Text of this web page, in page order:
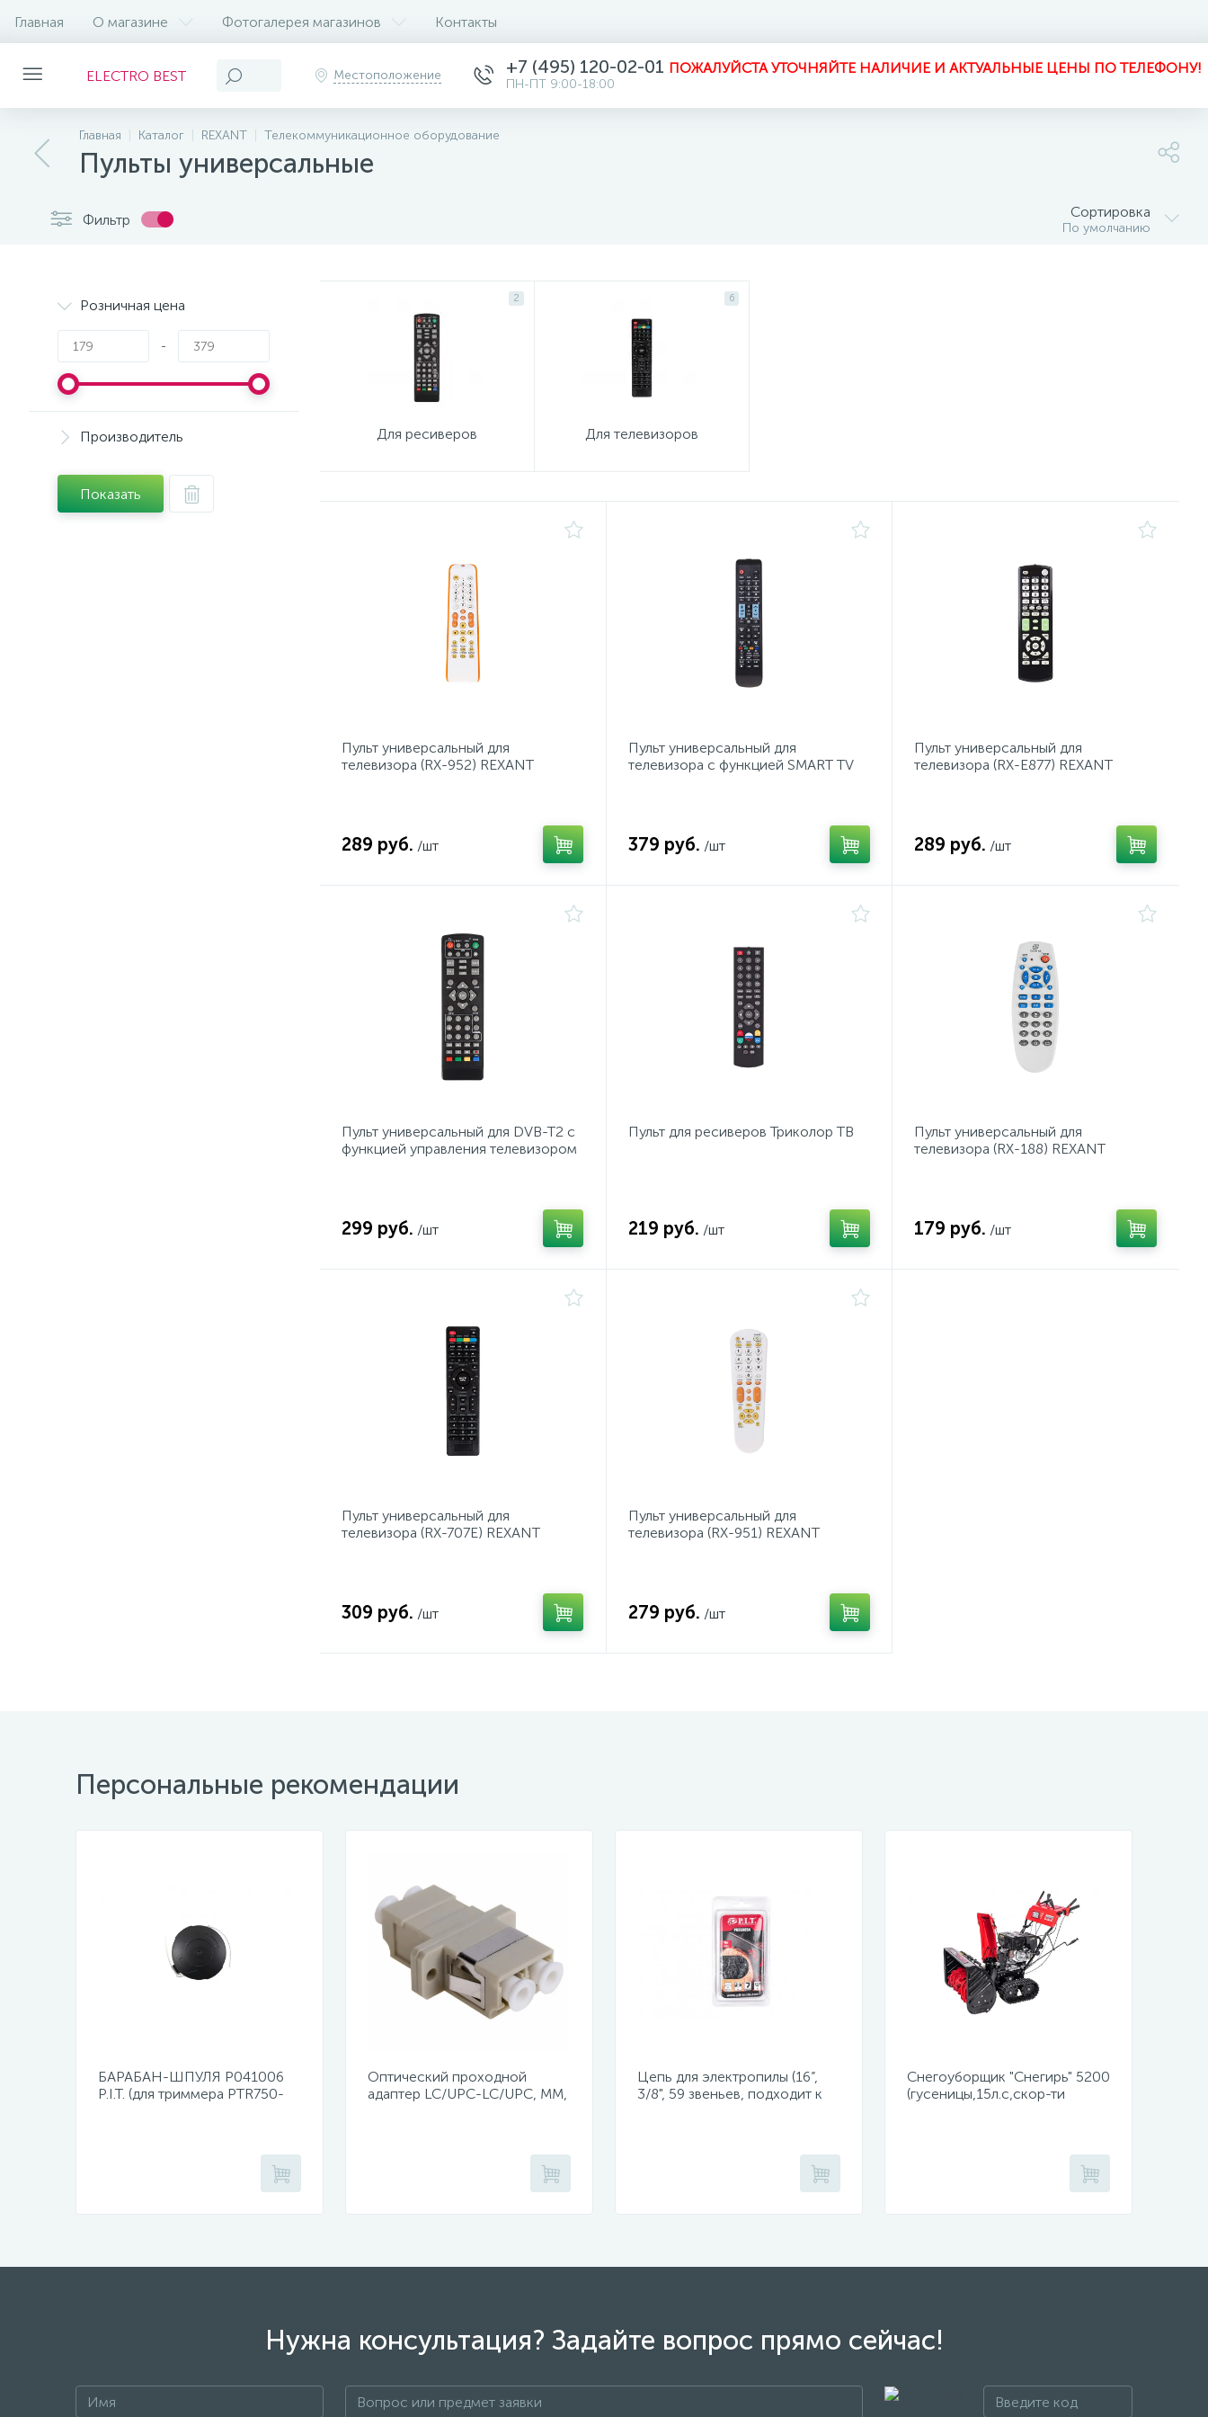
Главная О магазине Фотогалерея магазинов Контакты
ELECTRO BEST Местоположение +7 (495) 120-02-01 ПОЖАЛУЙСТА УТОЧНЯЙТЕ НАЛИЧИЕ И АКТУАЛЬНЫЕ ЦЕНЫ ПО ТЕЛЕФОНУ!
ПН-ПТ 9:00-18:00
Главная Каталог REXANT Телекоммуникационное оборудование
Пульты универсальные
Фильтр Сортировка
По умолчанию
Розничная цена
-
Производитель
Показать
2
Для ресиверов
6
Для телевизоров
Пульт универсальный для
телевизора (RX-952) REXANT
289 руб. /шт
Пульт универсальный для
телевизора с функцией SMART TV
379 руб. /шт
Пульт универсальный для
телевизора (RX-E877) REXANT
289 руб. /шт
Пульт универсальный для DVB-T2 с
функцией управления телевизором
299 руб. /шт
Пульт для ресиверов Триколор ТВ
219 руб. /шт
Пульт универсальный для
телевизора (RX-188) REXANT
179 руб. /шт
Пульт универсальный для
телевизора (RX-707E) REXANT
309 руб. /шт
Пульт универсальный для
телевизора (RX-951) REXANT
279 руб. /шт
Персональные рекомендации
БАРАБАН-ШПУЛЯ Р041006
P.I.T. (для триммера PTR750-
Оптический проходной
адаптер LC/UPC-LC/UPC, MM,
Цепь для электропилы (16”,
3/8", 59 звеньев, подходит к
Снегоуборщик "Снегирь" 5200
(гусеницы,15л.с,скор-ти
Нужна консультация? Задайте вопрос прямо сейчас!